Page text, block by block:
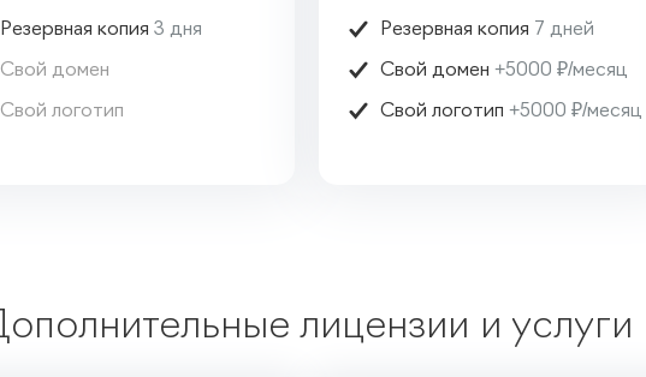
Резервная копия 3 дня
Свой домен
Свой логотип

Резервная копия 7 дней

Свой домен +5000 ₽/месяц

Свой логотип +5000 ₽/месяц
лицензии и услуги